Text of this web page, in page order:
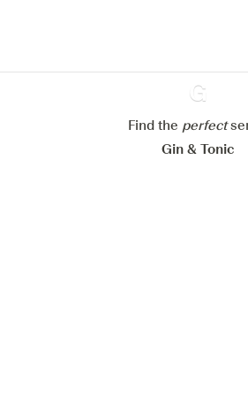
Find the perfect
Gin & Tonic
Paramétrer mes cookies